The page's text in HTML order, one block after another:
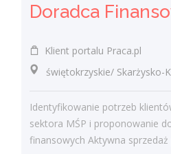
Klient portalu Praca.pl
świętokrzyskie/ Skarżysko-
Identyfikowanie potrzeb
sektora MŚP i proponowanie
finansowych Aktywna